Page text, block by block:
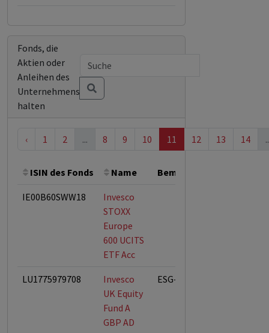
Fonds, die
Aktien oder
Anleihen des
Unternehmens
halten
‹ 1 2 ... 8 9 10 11 12 13 14
ISIN des Fonds Name Bemerkung
IE00B60SWW18
Invesco
STOXX
Europe
600 UCITS
ETF Acc
LU1775979708
Invesco
UK Equity
Fund A
GBP AD
ESG-Fonds